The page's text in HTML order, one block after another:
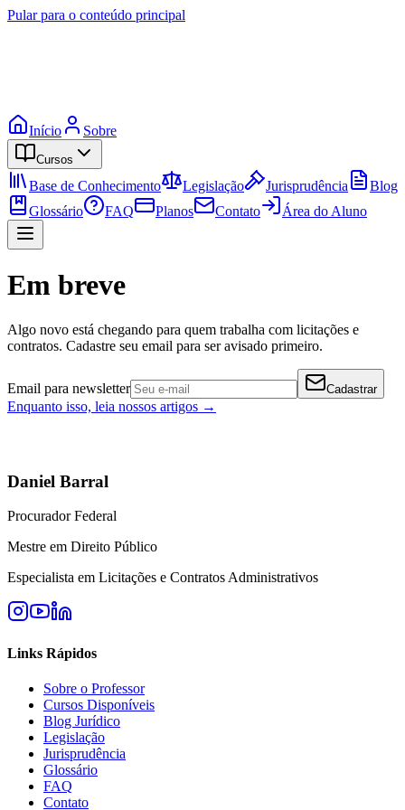
Pular para o conteúdo principal
Início Sobre
Cursos
Base de Conhecimento Legislação Jurisprudência
Blog
Glossário
FAQ Planos Contato Área do Aluno
Em breve
Algo novo está chegando para quem trabalha com licitações e
contratos. Cadastre seu email para ser avisado primeiro.
Email para newsletter Cadastrar
Enquanto isso, leia nossos artigos →
Daniel Barral
Procurador Federal
Mestre em Direito Público
Especialista em Licitações e Contratos Administrativos
Links Rápidos
Sobre o Professor
Cursos Disponíveis
Blog Jurídico
Legislação
Jurisprudência
Glossário
FAQ
Contato